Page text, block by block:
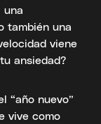
una
también una
viene
ansiedad?
“año nuevo”
vive como